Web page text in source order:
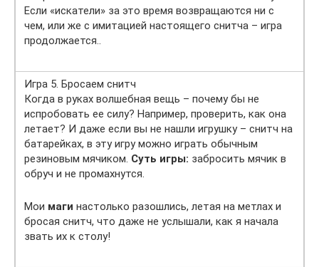
Если «искатели» за это время возвращаются ни с
чем, или же с имитацией настоящего снитча – игра
продолжается..
Игра 5. Бросаем снитч
Когда в руках волшебная вещь – почему бы не
испробовать ее силу? Например, проверить, как она
летает? И даже если вы не нашли игрушку – снитч на
батарейках, в эту игру можно играть обычным
резиновым мячиком. Суть игры: забросить мячик в
обруч и не промахнутся.
Мои маги настолько разошлись, летая на метлах и
бросая снитч, что даже не услышали, как я начала
звать их к столу!